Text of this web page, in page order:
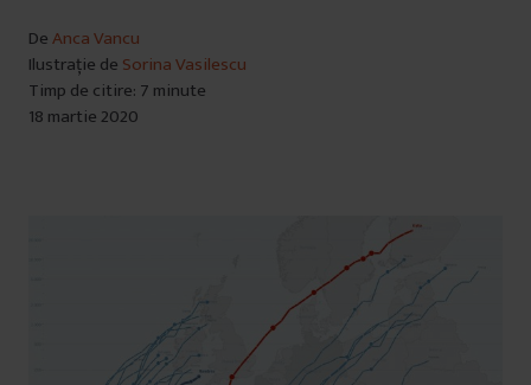
DeAnca Vancu
Ilustrație de Sorina Vasilescu
Timp de citire: 7 minute
18 martie 2020